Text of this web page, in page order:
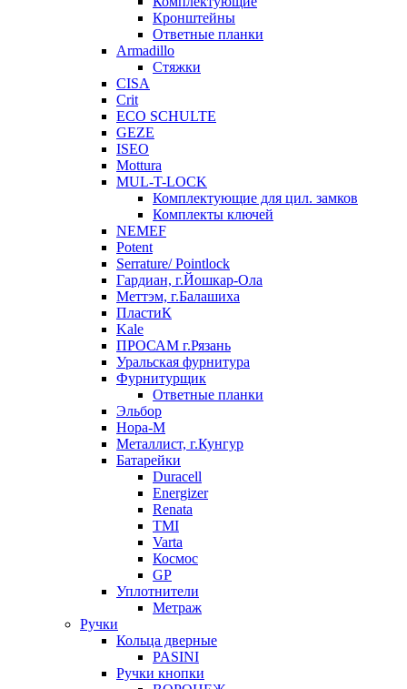
Кронштейны
Ответные планки
Armadillo
Стяжки
CISA
Crit
ECO SCHULTE
GEZE
ISEO
Mottura
MUL-T-LOCK
Комплектующие для цил. замков
Комплекты ключей
NEMEF
Potent
Serrature/ Pointlock
Гардиан, г.Йошкар-Ола
Меттэм, г.Балашиха
ПластиК
Kale
ПРОСАМ г.Рязань
Уральская фурнитура
Фурнитурщик
Ответные планки
Эльбор
Нора-М
Металлист, г.Кунгур
Батарейки
Duracell
Energizer
Renata
TMI
Varta
Космос
GP
Уплотнители
Метраж
Ручки
Кольца дверные
PASINI
Ручки кнопки